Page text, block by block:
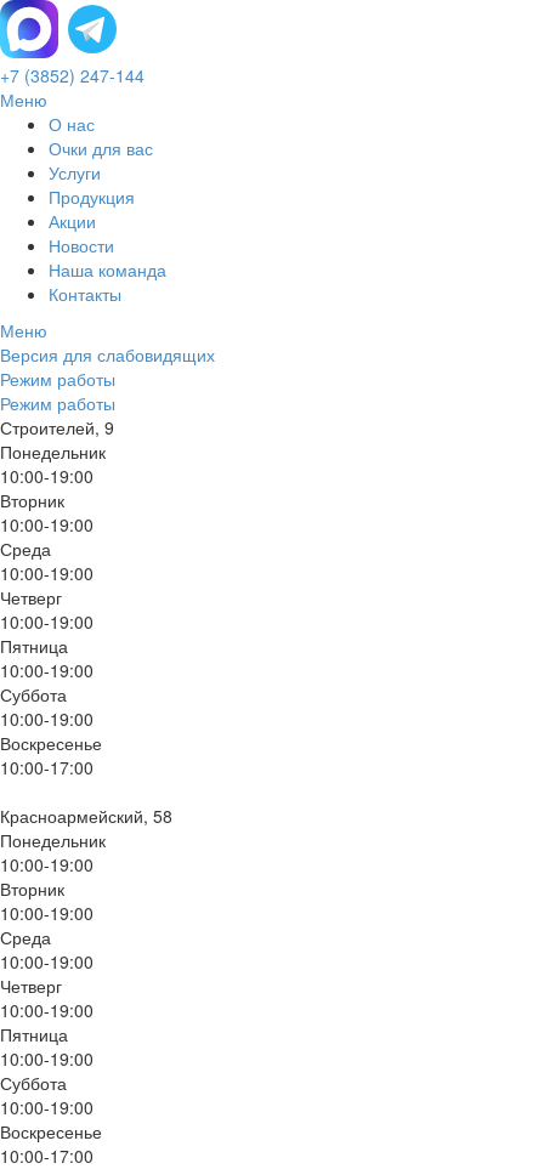
+7 (3852) 247-144
Меню
О нас
Очки для вас
Услуги
Продукция
Акции
Новости
Наша команда
Контакты
Меню
Версия для слабовидящих
Режим работы
Режим работы
Строителей, 9
Понедельник
10:00-19:00
Вторник
10:00-19:00
Среда
10:00-19:00
Четверг
10:00-19:00
Пятница
10:00-19:00
Суббота
10:00-19:00
Воскресенье
10:00-17:00
Красноармейский, 58
Понедельник
10:00-19:00
Вторник
10:00-19:00
Среда
10:00-19:00
Четверг
10:00-19:00
Пятница
10:00-19:00
Суббота
10:00-19:00
Воскресенье
10:00-17:00